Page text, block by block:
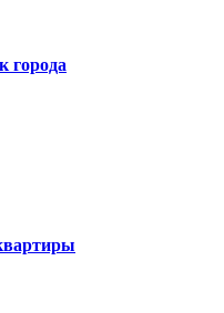
города